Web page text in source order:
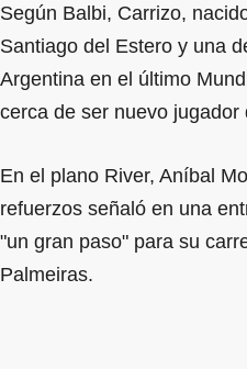
Según Balbi, Carrizo,
Santiago del Estero y una
Argentina en el último
cerca de ser nuevo jugador
En el plano River, Aníbal
refuerzos señaló en una
"un gran paso" para su
Palmeiras.